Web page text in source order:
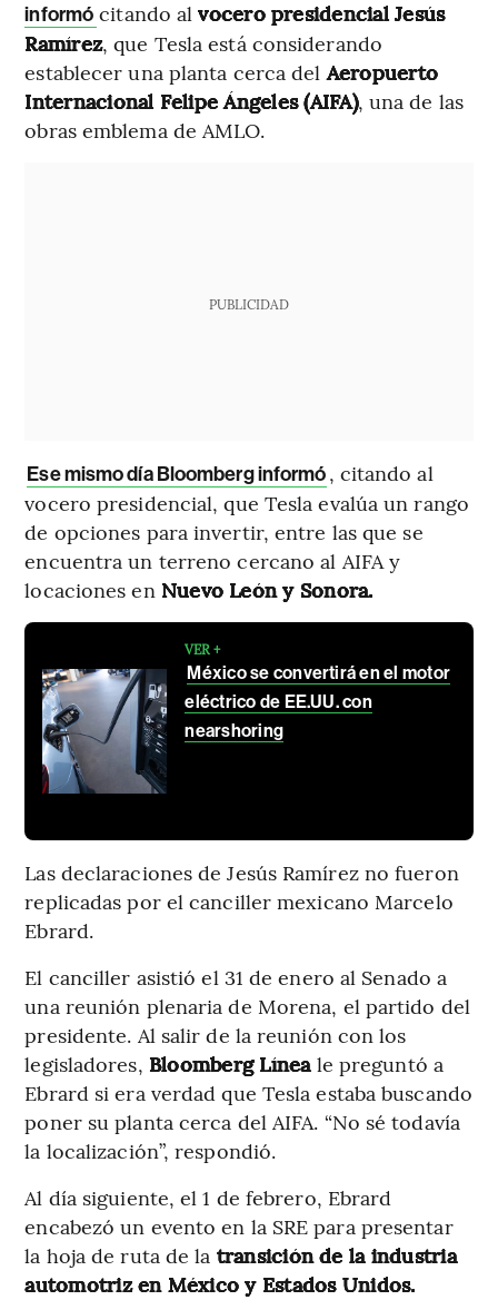
informó citando alvocero presidencial Jesús
Ramírez, que Tesla está considerando
establecer una planta cerca delAeropuerto
Internacional Felipe Ángeles (AIFA), una de las
obras emblema de AMLO.
PUBLICIDAD
Ese mismo día Bloomberg informó, citando al
vocero presidencial, que Tesla evalúa un rango
de opciones para invertir, entre las que se
encuentra un terreno cercano al AIFA y
locaciones en Nuevo León y Sonora.
VER +
México se convertirá en el motor
eléctrico de EE.UU. con
nearshoring
Las declaraciones de Jesús Ramírez no fueron
replicadas por el canciller mexicano Marcelo
Ebrard.
El canciller asistió el 31 de enero al Senado a
una reunión plenaria de Morena, el partido del
presidente. Al salir de la reunión con los
legisladores, Bloomberg Líneale preguntó a
Ebrard si era verdad que Tesla estaba buscando
poner su planta cerca del AIFA. “No sé todavía
la localización”, respondió.
Al día siguiente, el 1 de febrero, Ebrard
encabezó un evento en la SRE para presentar
la hoja de ruta de la transición de la industria
automotriz en México y Estados Unidos.